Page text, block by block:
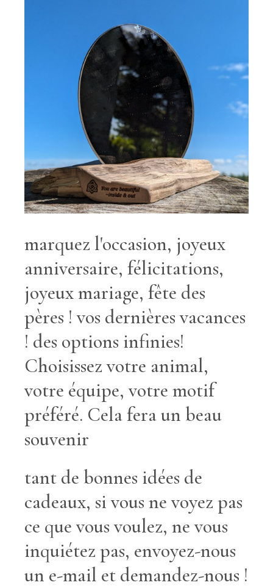
marquez l'occasion, joyeux
anniversaire, félicitations,
joyeux mariage, fête des
pères ! vos dernières vacances
! des options infinies!
Choisissez votre animal,
votre équipe, votre motif
préféré. Cela fera un beau
souvenir
tant de bonnes idées de
cadeaux, si vous ne voyez pas
ce que vous voulez, ne vous
inquiétez pas, envoyez-nous
un e-mail et demandez-nous !